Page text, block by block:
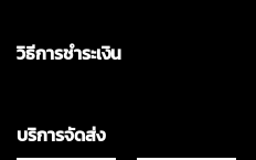
วิธีการชำระเงิน
บริการจัดส่ง